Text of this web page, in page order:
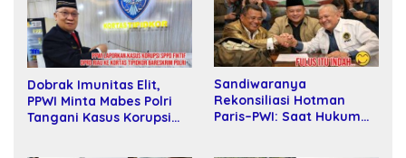
Dobrak Imunitas Elit,
PPWI Minta Mabes Polri
Tangani Kasus Korupsi
Sandiwaranya
Rekonsiliasi Hotman
Paris–PWI: Saat Hukum